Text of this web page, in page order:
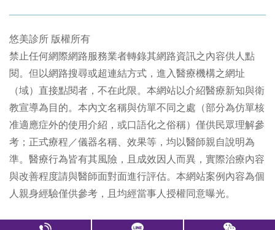
悠美診所 版權所有
禁止任何網際網路服務業者轉錄其網路資訊之內容供人點
閱。但以網路搜尋或超連結方式，進入醫療機構之網址
（域）直接點閱者，不在此限。本網站以介紹醫療新知與衛
教宣導為目的。本內文名稱與仿單不同之處（部分為仿單核
准適應症外的使用介紹，或口語化之俗稱）僅供民眾理解參
考；正式療程／儀器名稱、效果等，均以醫師親自說明為
準。醫療行為皆有其風險，且成效因人而異，實際治療內容
與改善程度請與醫師面對面進行評估。本網站案例內容為個
人親身經驗僅供參考，且均經當事人授權同意曝光。